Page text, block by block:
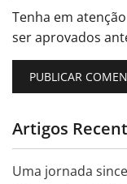
Tenha em
ser aprovados
Artigos
Uma jornada